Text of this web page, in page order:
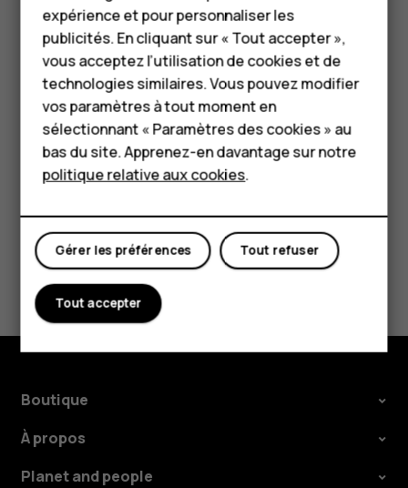
HMD Terra M
Pour les entreprises
Tablettes
Boutique
Mon compte
puis saisissez le nom souhaité.
Sélectionner la carte SIM à utiliser pour vos
appels ou pour la connexion de données
SousCarte SIM préférée pour, appuyez sur le paramètre
que vous souhaitez modifier puis sélectionnez la carte
SIM.
Avez-vous trouvé cela utile?
Oui Non
Boutique
À propos
Planet and people
expérience et pour personnaliser les
publicités. En cliquant sur « Tout accepter »,
vous acceptez l’utilisation de cookies et de
technologies similaires. Vous pouvez modifier
vos paramètres à tout moment en
sélectionnant « Paramètres des cookies » au
bas du site. Apprenez-en davantage sur notre
politique relative aux cookies.
Tout refuser
Gérer les préférences
Tout accepter